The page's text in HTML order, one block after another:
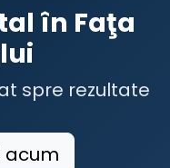
în Faţa
spre rezultate
acum